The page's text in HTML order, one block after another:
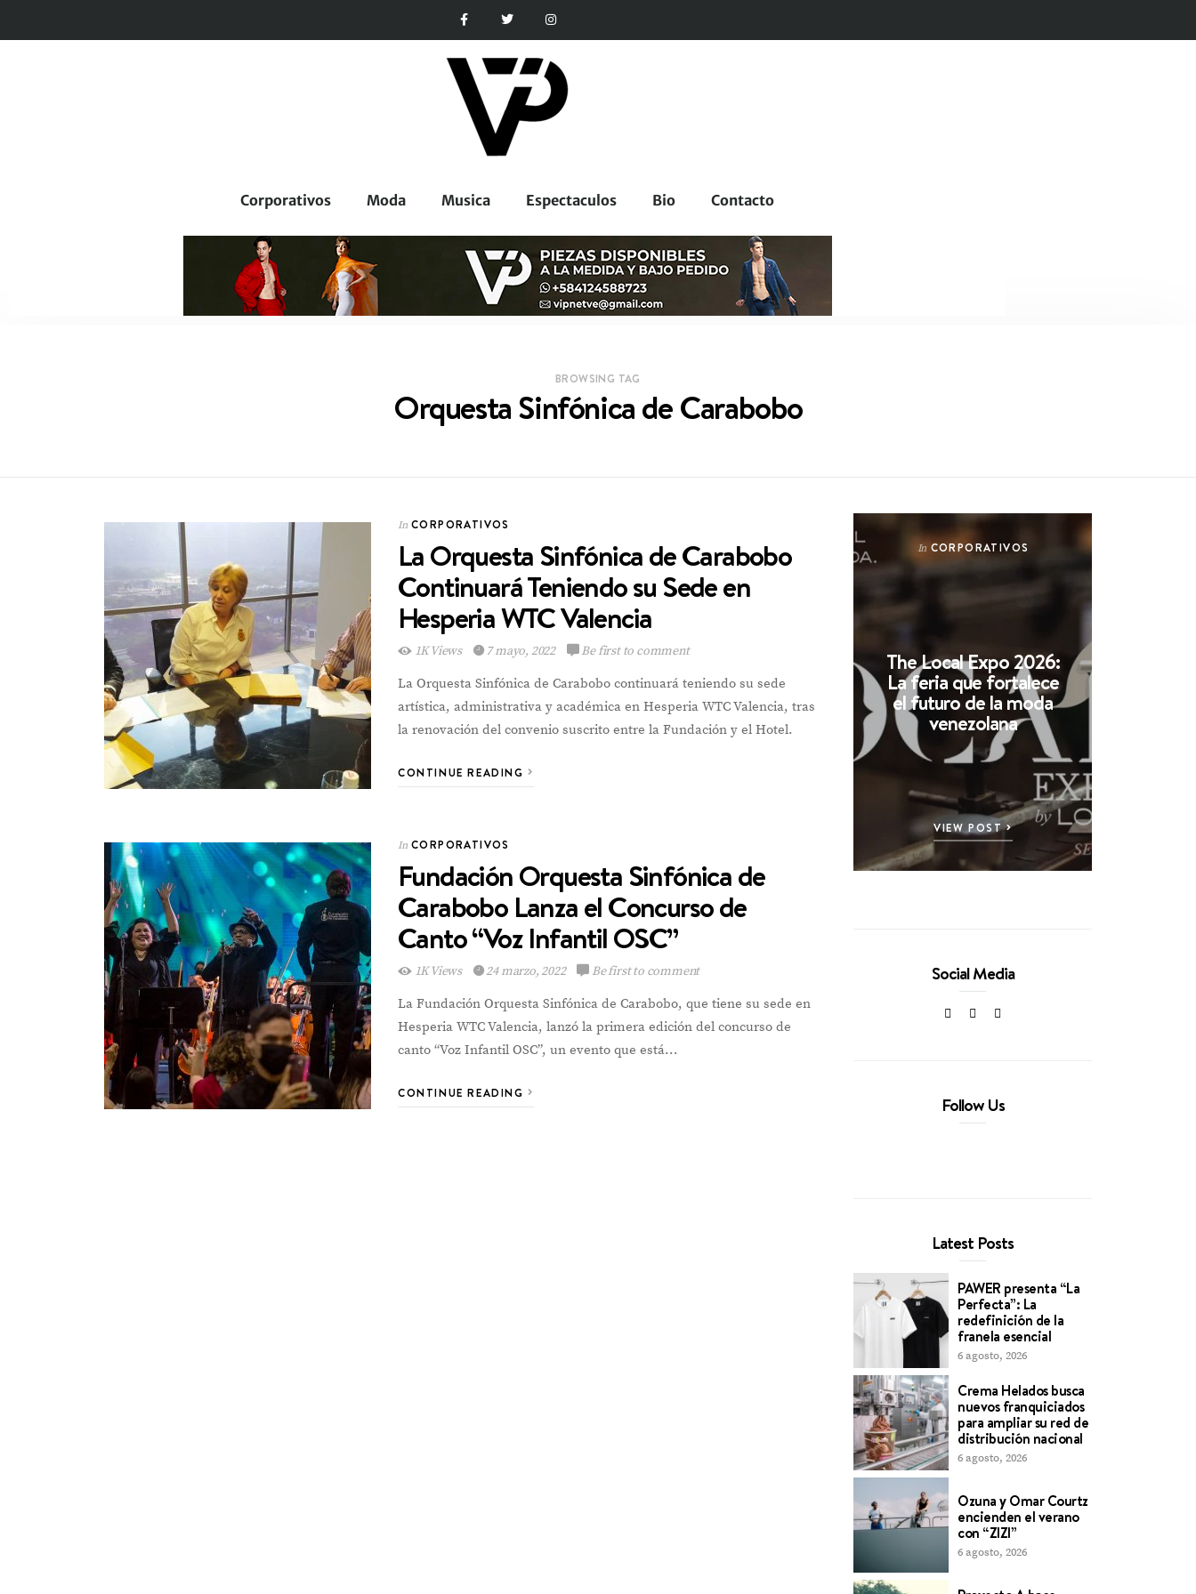
Corporativos Moda Musica Espectaculos Bio Contacto
BROWSING TAG
Orquesta Sinfónica de Carabobo
In CORPORATIVOS
La Orquesta Sinfónica de Carabobo
Continuará Teniendo su Sede en
Hesperia WTC Valencia
1K Views 7 mayo, 2022 Be first to comment
La Orquesta Sinfónica de Carabobo continuará teniendo su sede
artística, administrativa y académica en Hesperia WTC Valencia, tras
la renovación del convenio suscrito entre la Fundación y el Hotel.
CONTINUE READING
In CORPORATIVOS
Fundación Orquesta Sinfónica de
Carabobo Lanza el Concurso de
Canto “Voz Infantil OSC”
1K Views 24 marzo, 2022 Be first to comment
La Fundación Orquesta Sinfónica de Carabobo, que tiene su sede en
Hesperia WTC Valencia, lanzó la primera edición del concurso de
canto “Voz Infantil OSC”, un evento que está…
CONTINUE READING
In CORPORATIVOS
Multinacional de
Sabores expande su
Portafolio de bebidas
In CORPORATIVOS
The Local Expo 2026:
La feria que fortalece
el futuro de la moda
venezolana
VIEW POST
Social Media
Follow Us
Latest Posts
PAWER presenta “La
Perfecta”: La
redefinición de la
franela esencial
6 agosto, 2026
Crema Helados busca
nuevos franquiciados
para ampliar su red de
distribución nacional
6 agosto, 2026
Ozuna y Omar Courtz
encienden el verano
con “ZIZI”
6 agosto, 2026